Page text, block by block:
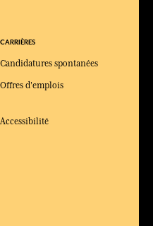
CARRIÈRES
Candidatures spontanées
Offres d'emplois
Accessibilité